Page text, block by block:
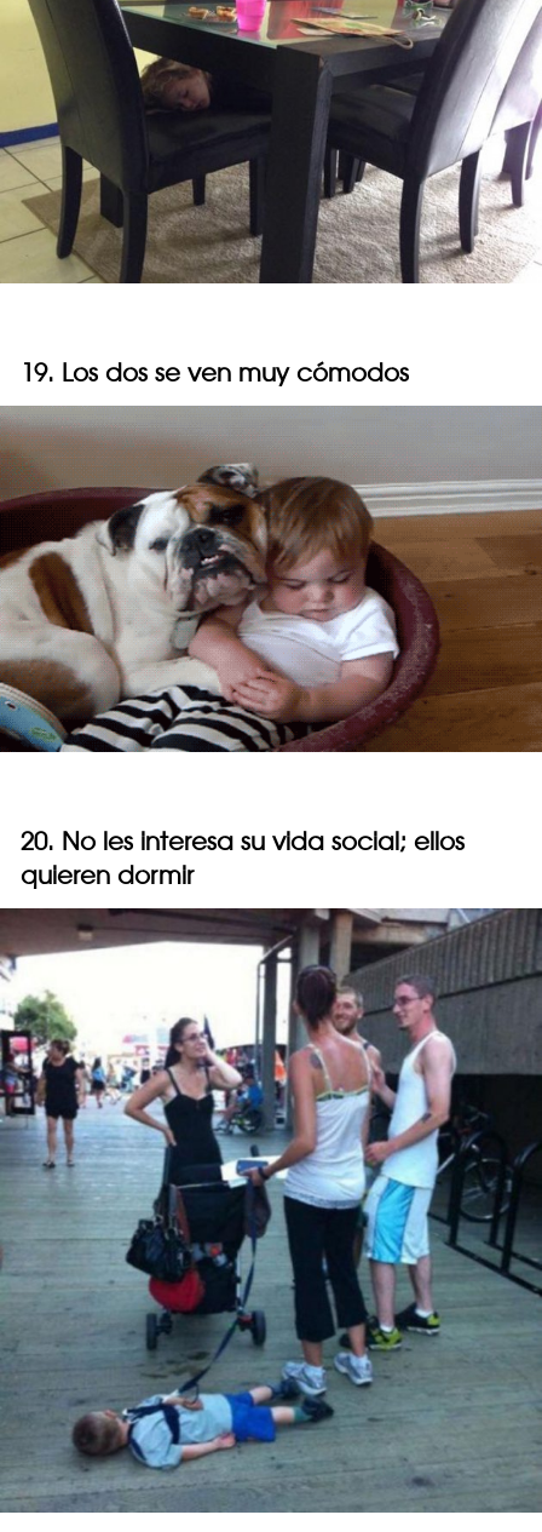
19. Los dos se ven muy cómodos
20. No les interesa su vida social; ellos
quieren dormir